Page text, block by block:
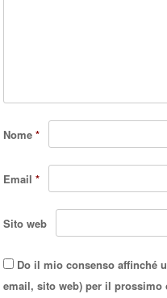
Nome*
Email*
Sito web
Do il mio consenso affinché
email, sito web) per il prossimo